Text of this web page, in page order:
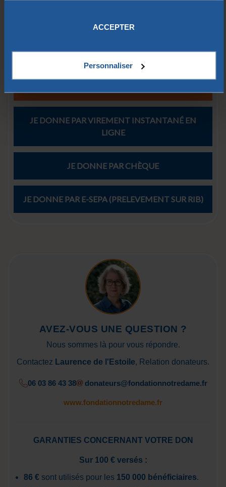
ACCEPTER
Personnaliser
JE DONNE PAR VIREMENT INSTANTANÉ EN
LIGNE
JE DONNE PAR CHÈQUE
JE DONNE PAR E-SEPA (PRELEVEMENT SUR RIB)
AVEZ-VOUS UNE QUESTION ?
Nous sommes là pour vous répondre.
Contactez Laurence de l'Estoile, Relation donateurs.
06 03 86 43 38 donateurs@fondationnotredame.fr
www.fondationnotredame.fr
GARANTIES CONCERNANT VOTRE DON
Sur 100 € versés :
86 € sont utilisés pour les 150 000 bénéficiaires.